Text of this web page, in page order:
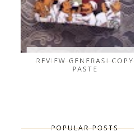
REVIEW GENERASI COPY
PASTE
POPULAR POSTS